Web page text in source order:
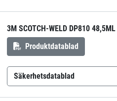
3M SCOTCH-WELD DP810 48,5ML
Produktdatablad
Säkerhetsdatablad
3M Scotch-Weld DP 810